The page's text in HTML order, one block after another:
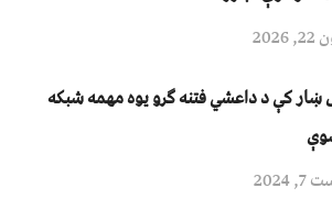
ښار کې د داعشي فتنه ګرو يوه مهمه شبکه
2024